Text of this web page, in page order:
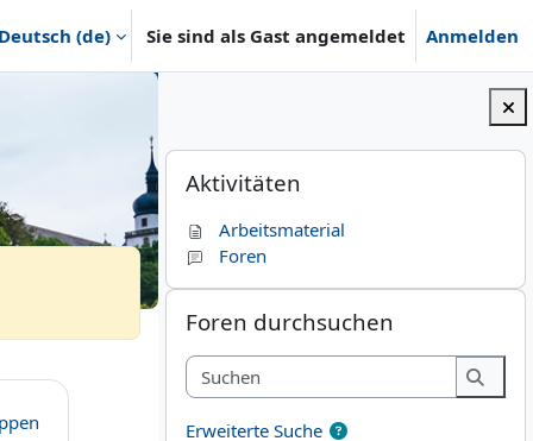
‎(de)‎ Sie sind als Gast angemeldet Anmelden
Blöcke
Aktivitäten überspringen
Aktivitäten
Arbeitsmaterial
Foren
Foren durchsuchen überspringen
Foren durchsuchen
Suchen
Erweiterte Suche